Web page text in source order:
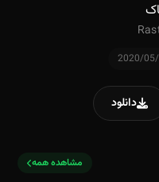
2020/
دانلود
مشاهده همه